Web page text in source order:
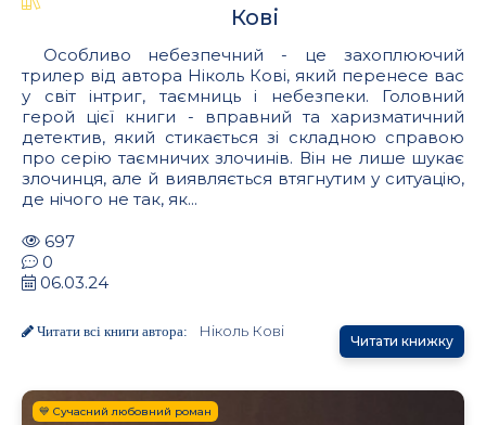
Кові
Особливо небезпечний - це захоплюючий
трилер від автора Ніколь Кові, який перенесе вас
у світ інтриг, таємниць і небезпеки. Головний
герой цієї книги - вправний та харизматичний
детектив, який стикається зі складною справою
про серію таємничих злочинів. Він не лише шукає
злочинця, але й виявляється втягнутим у ситуацію,
де нічого не так, як...
697
0
06.03.24
Читати всі книги автора: Ніколь Кові
Читати книжку
💙 Сучасний любовний роман